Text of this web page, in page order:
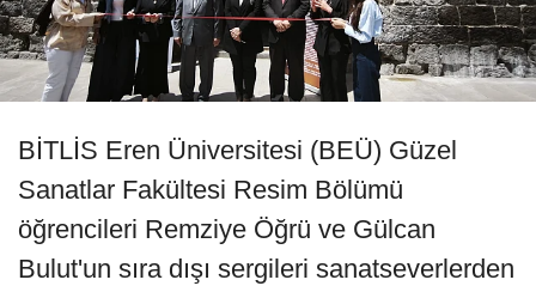
BİTLİS Eren Üniversitesi (BEÜ) Güzel
Sanatlar Fakültesi Resim Bölümü
öğrencileri Remziye Öğrü ve Gülcan
Bulut'un sıra dışı sergileri sanatseverlerden